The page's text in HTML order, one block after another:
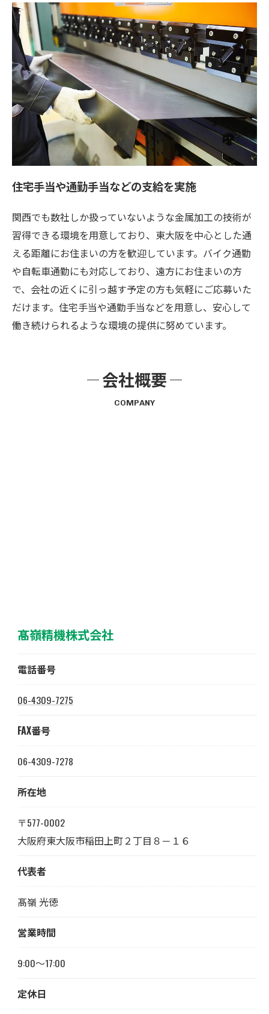
住宅手当や通勤手当などの支給を実施
関西でも数社しか扱っていないような金属加工の技術が
習得できる環境を用意しており、東大阪を中心とした通
える距離にお住まいの方を歓迎しています。バイク通勤
や自転車通勤にも対応しており、遠方にお住まいの方
で、会社の近くに引っ越す予定の方も気軽にご応募いた
だけます。住宅手当や通勤手当などを用意し、安心して
働き続けられるような環境の提供に努めています。
会社概要
COMPANY
髙嶺精機株式会社
電話番号
06-4309-7275
FAX番号
06-4309-7278
所在地
〒577-0002
大阪府東大阪市稲田上町２丁目８－１６
代表者
髙嶺 光徳
営業時間
9:00～17:00
定休日